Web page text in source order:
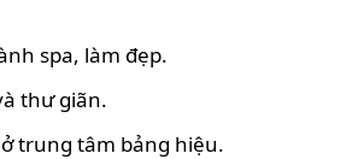
spa, làm đẹp.
thư giãn.
trung tâm bảng hiệu.